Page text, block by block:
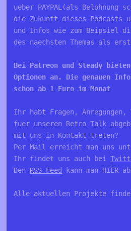
ueber PAYPAL(als Belohnung
die Zukunft dieses
und Infos wie zum Beipsiel
Bei Patreon und Steady
Optionen an. Die genauen
schon ab 1 Euro im Monat
Ihr habt Fragen, Anregungen,
fuer unseren Retro Talk
mit uns in Kontakt treten?
Per Mail erreicht man uns
Ihr findet uns auch bei
Den RSS Feed kann man HIER
Alle aktuellen Projekte